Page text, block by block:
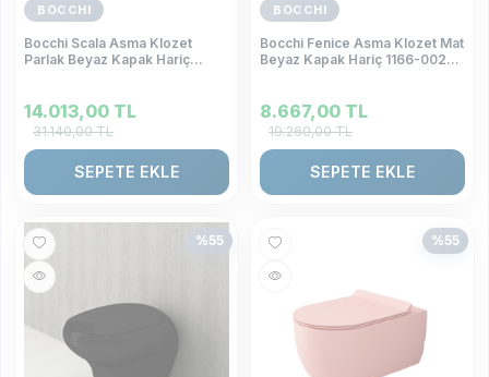
BOCCHI
Bocchi Scala Asma Klozet
Parlak Beyaz Kapak Hariç
14.013,00 TL
31.140,00TL
SEPETE EKLE
BOCCHI
Bocchi Fenice Asma Klozet Mat
Beyaz Kapak Hariç 1166-002-
8.667,00 TL
19.260,00TL
SEPETE EKLE
%55 %55